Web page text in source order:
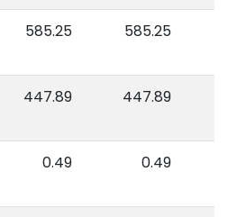
585.25 585.25
447.89 447.89
0.49 0.49